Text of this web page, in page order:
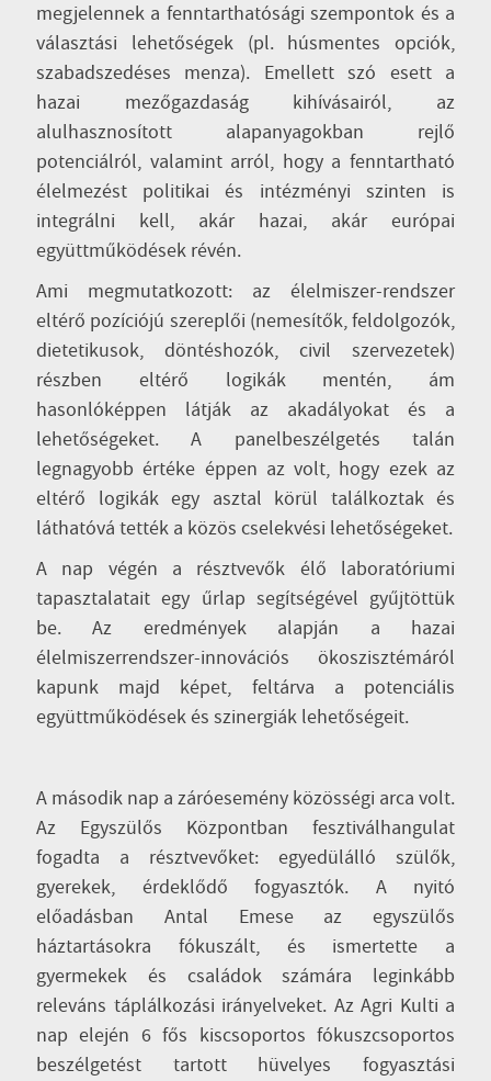
megjelennek a fenntarthatósági szempontok és a
választási lehetőségek (pl. húsmentes opciók,
szabadszedéses menza). Emellett szó esett a
hazai mezőgazdaság kihívásairól, az
alulhasznosított alapanyagokban rejlő
potenciálról, valamint arról, hogy a fenntartható
élelmezést politikai és intézményi szinten is
integrálni kell, akár hazai, akár európai
együttműködések révén.
Ami megmutatkozott: az élelmiszer-rendszer
eltérő pozíciójú szereplői (nemesítők, feldolgozók,
dietetikusok, döntéshozók, civil szervezetek)
részben eltérő logikák mentén, ám
hasonlóképpen látják az akadályokat és a
lehetőségeket. A panelbeszélgetés talán
legnagyobb értéke éppen az volt, hogy ezek az
eltérő logikák egy asztal körül találkoztak és
láthatóvá tették a közös cselekvési lehetőségeket.
A nap végén a résztvevők élő laboratóriumi
tapasztalatait egy űrlap segítségével gyűjtöttük
be. Az eredmények alapján a hazai
élelmiszerrendszer-innovációs ökoszisztémáról
kapunk majd képet, feltárva a potenciális
együttműködések és szinergiák lehetőségeit.
A második nap a záróesemény közösségi arca volt.
Az Egyszülős Központban fesztiválhangulat
fogadta a résztvevőket: egyedülálló szülők,
gyerekek, érdeklődő fogyasztók. A nyitó
előadásban Antal Emese az egyszülős
háztartásokra fókuszált, és ismertette a
gyermekek és családok számára leginkább
releváns táplálkozási irányelveket. Az Agri Kulti a
nap elején 6 fős kiscsoportos fókuszcsoportos
beszélgetést tartott hüvelyes fogyasztási